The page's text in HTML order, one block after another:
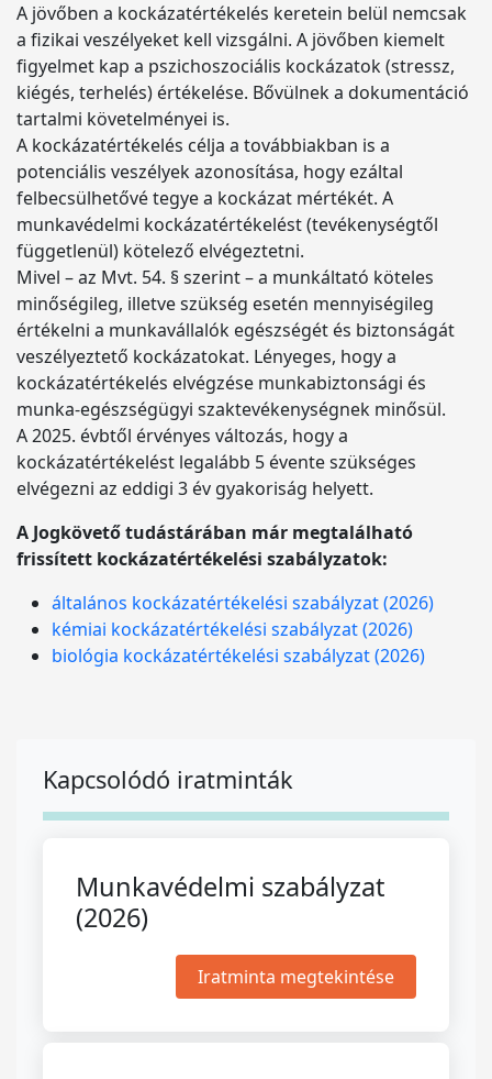
A jövőben a kockázatértékelés keretein belül nemcsak
a fizikai veszélyeket kell vizsgálni. A jövőben kiemelt
figyelmet kap a pszichoszociális kockázatok (stressz,
kiégés, terhelés) értékelése. Bővülnek a dokumentáció
tartalmi követelményei is.
A kockázatértékelés célja a továbbiakban is a
potenciális veszélyek azonosítása, hogy ezáltal
felbecsülhetővé tegye a kockázat mértékét. A
munkavédelmi kockázatértékelést (tevékenységtől
függetlenül) kötelező elvégeztetni.
Mivel – az Mvt. 54. § szerint – a munkáltató köteles
minőségileg, illetve szükség esetén mennyiségileg
értékelni a munkavállalók egészségét és biztonságát
veszélyeztető kockázatokat. Lényeges, hogy a
kockázatértékelés elvégzése munkabiztonsági és
munka-egészségügyi szaktevékenységnek minősül.
A 2025. évbtől érvényes változás, hogy a
kockázatértékelést legalább 5 évente szükséges
elvégezni az eddigi 3 év gyakoriság helyett.
A Jogkövető tudástárában már megtalálható
frissített kockázatértékelési szabályzatok:
általános kockázatértékelési szabályzat (2026)
kémiai kockázatértékelési szabályzat (2026)
biológia kockázatértékelési szabályzat (2026)
Kapcsolódó iratminták
Munkavédelmi szabályzat
(2026)
Iratminta megtekintése